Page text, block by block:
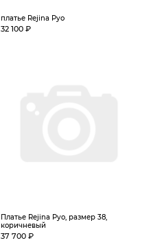
платье Rejina Pyo
32 100 ₽
Платье Rejina Pyo, размер 38,
коричневый
37 700 ₽